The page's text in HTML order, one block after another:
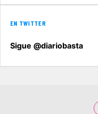
EN TWITTER
Sigue @diariobasta